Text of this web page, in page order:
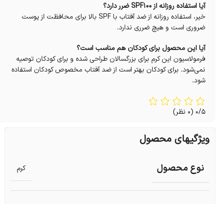
آیا استفاده روزانه از SPF100 ضرر دارد؟
خیر، استفاده روزانه از ضد آفتاب با SPF بالا برای محافظت از پوست
ضروری است و هیچ ضرری ندارد.
آیا این محصول برای کودکان هم مناسب است؟
فرمولاسیون این کرم برای بزرگسالان طراحی شده و برای کودکان توصیه
نمی‌شود. برای کودکان بهتر است از ضد آفتاب مخصوص کودکان استفاده
شود.
0/5 (0 نظر)
ویژگیهای محصول
نوع محصول کرم